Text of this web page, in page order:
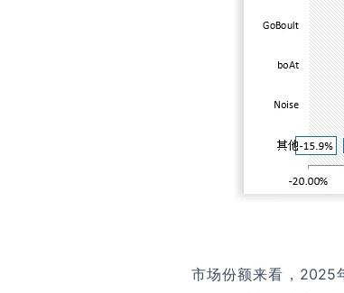
市场份额来看，2025